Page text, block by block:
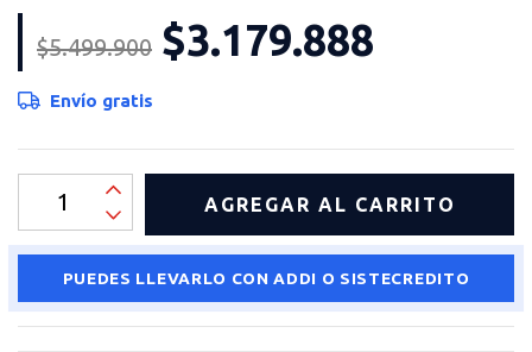
$5.499.900 $3.179.888
Envío gratis
PUEDES LLEVARLO CON ADDI O SISTECREDITO